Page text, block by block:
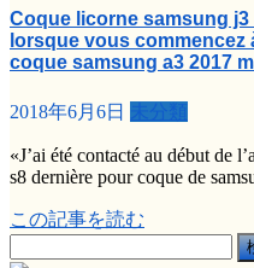
Coque licorne samsung
lorsque vous
coque samsung a3 2017
2018年6月6日 未分類
«J’ai été contacté au début de
s8 dernière pour coque de
この記事を読む